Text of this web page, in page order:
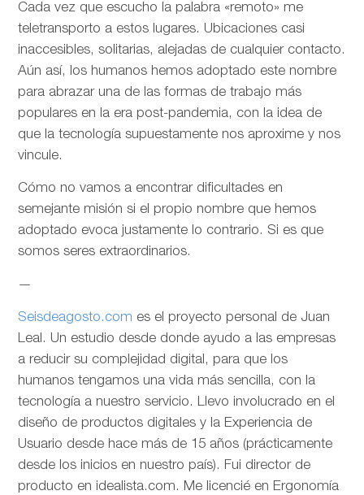
Cada vez que escucho la palabra «remoto» me
teletransporto a estos lugares. Ubicaciones casi
inaccesibles, solitarias, alejadas de cualquier contacto.
Aún así, los humanos hemos adoptado este nombre
para abrazar una de las formas de trabajo más
populares en la era post-pandemia, con la idea de
que la tecnología supuestamente nos aproxime y nos
vincule.
Cómo no vamos a encontrar dificultades en
semejante misión si el propio nombre que hemos
adoptado evoca justamente lo contrario. Si es que
somos seres extraordinarios.
—
Seisdeagosto.com es el proyecto personal de Juan
Leal. Un estudio desde donde ayudo a las empresas
a reducir su complejidad digital, para que los
humanos tengamos una vida más sencilla, con la
tecnología a nuestro servicio. Llevo involucrado en el
diseño de productos digitales y la Experiencia de
Usuario desde hace más de 15 años (prácticamente
desde los inicios en nuestro país). Fui director de
producto en idealista.com. Me licencié en Ergonomía